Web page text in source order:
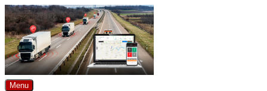
Skip
to
content
Menu